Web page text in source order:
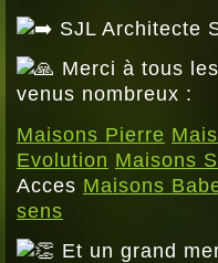
SJL Architecte
Merci à tous
venus nombreux :
Maisons Pierre
Evolution Maisons
Acces Maisons
sens
Et un grand